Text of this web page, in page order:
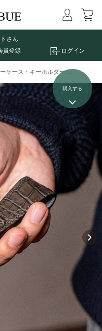
さん
員登録 ログイン
ケース・キーホルダー ナイルク
購入する